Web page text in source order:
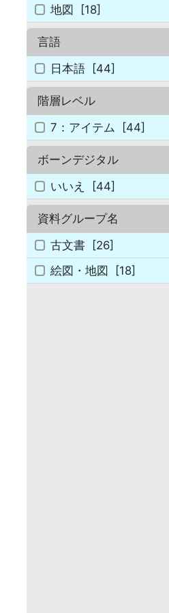
地図
[18]
言語
日本語 [44]
階層レベル
7：アイテム
[44]
ボーンデジタル
いいえ
[44]
資料グループ名
古文書 [26]
絵図・地図
[18]